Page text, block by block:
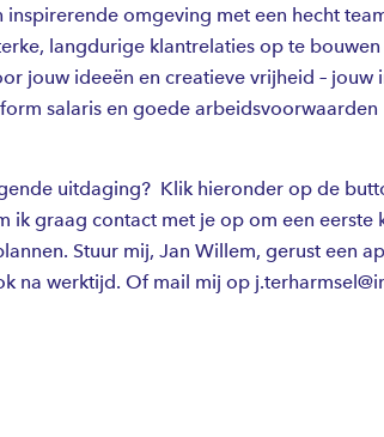
inspirerende omgeving met een hecht
langdurige klantrelaties op te bouwen
jouw ideeën en creatieve vrijheid – jouw
salaris en goede arbeidsvoorwaarden
uitdaging? Klik hieronder op de
ik graag contact met je op om een eerste
Stuur mij, Jan Willem, gerust een
na werktijd. Of mail mij op